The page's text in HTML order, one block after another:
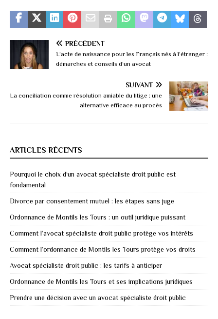
PRÉCÉDENT
L’acte de naissance pour les Français nés à l’étranger :
démarches et conseils d’un avocat
SUIVANT
La conciliation comme résolution amiable du litige : une
alternative efficace au procès
ARTICLES RÉCENTS
Pourquoi le choix d’un avocat spécialiste droit public est
fondamental
Divorce par consentement mutuel : les étapes sans juge
Ordonnance de Montils les Tours : un outil juridique puissant
Comment l’avocat spécialiste droit public protège vos intérêts
Comment l’ordonnance de Montils les Tours protège vos droits
Avocat spécialiste droit public : les tarifs à anticiper
Ordonnance de Montils les Tours et ses implications juridiques
Prendre une décision avec un avocat spécialiste droit public